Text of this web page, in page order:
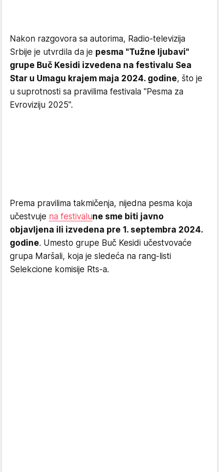
Nakon razgovora sa autorima, Radio-televizija
Srbije je utvrdila da je pesma "Tužne ljubavi"
grupe Buč Kesidi izvedena na festivalu Sea
Star u Umagu krajem maja 2024. godine, što je
u suprotnosti sa pravilima festivala "Pesma za
Evroviziju 2025".
Prema pravilima takmičenja, nijedna pesma koja
učestvuje na festivalune sme biti javno
objavljena ili izvedena pre 1. septembra 2024.
godine. Umesto grupe Buč Kesidi učestvovaće
grupa Maršali, koja je sledeća na rang-listi
Selekcione komisije Rts-a.